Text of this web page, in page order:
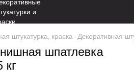
штукатурка, краска Декоративная
шпатлевка
кг